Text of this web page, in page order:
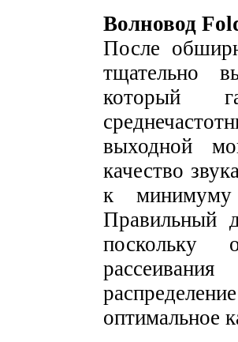
Волновод
После
тщательно
который
выходной
качество
к минимуму
Правильный
поскольку
оптимальное